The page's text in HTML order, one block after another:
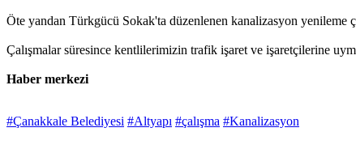
Öte yandan Türkgücü Sokak'ta düzenlenen kanalizasyon yenileme
Çalışmalar süresince kentlilerimizin trafik işaret ve işaretçilerine
Haber merkezi
#Çanakkale Belediyesi #Altyapı #çalışma #Kanalizasyon